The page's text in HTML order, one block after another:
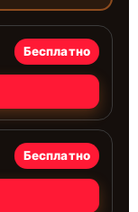
Бесплатно
Бесплатно